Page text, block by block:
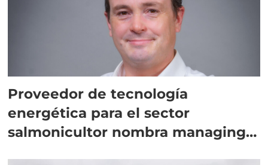
Proveedor de tecnología
energética para el sector
salmonicultor nombra managing